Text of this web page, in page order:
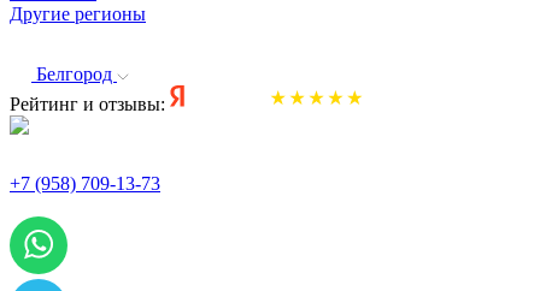
Другие регионы
Белгород
Рейтинг и отзывы:
+7 (958) 709-13-73